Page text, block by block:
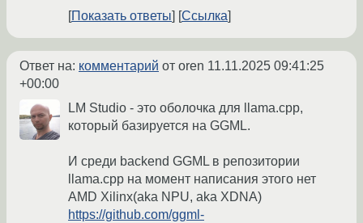
Показать ответы
Ссылка
Ответ на: комментарий от oren 11.11.2025 09:41:25
+00:00
LM Studio - это оболочка для llama.cpp,
который базируется на GGML.
И среди backend GGML в репозитории
llama.cpp на момент написания этого нет
AMD Xilinx(aka NPU, aka XDNA)
https://github.com/ggml-